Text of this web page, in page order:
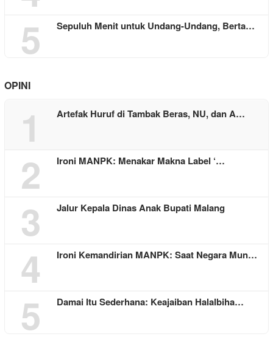
5 Sepuluh Menit untuk Undang-Undang, Berta…
OPINI
1 Artefak Huruf di Tambak Beras, NU, dan A…
2 Ironi MANPK: Menakar Makna Label ‘…
3 Jalur Kepala Dinas Anak Bupati Malang
4 Ironi Kemandirian MANPK: Saat Negara Mun…
5 Damai Itu Sederhana: Keajaiban Halalbiha…